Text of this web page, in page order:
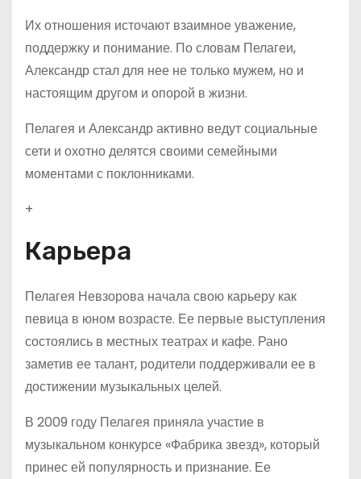
Их отношения источают взаимное уважение,
поддержку и понимание. По словам Пелагеи,
Александр стал для нее не только мужем, но и
настоящим другом и опорой в жизни.
Пелагея и Александр активно ведут социальные
сети и охотно делятся своими семейными
моментами с поклонниками.
+
Карьера
Пелагея Невзорова начала свою карьеру как
певица в юном возрасте. Ее первые выступления
состоялись в местных театрах и кафе. Рано
заметив ее талант, родители поддерживали ее в
достижении музыкальных целей.
В 2009 году Пелагея приняла участие в
музыкальном конкурсе «Фабрика звезд», который
принес ей популярность и признание. Ее